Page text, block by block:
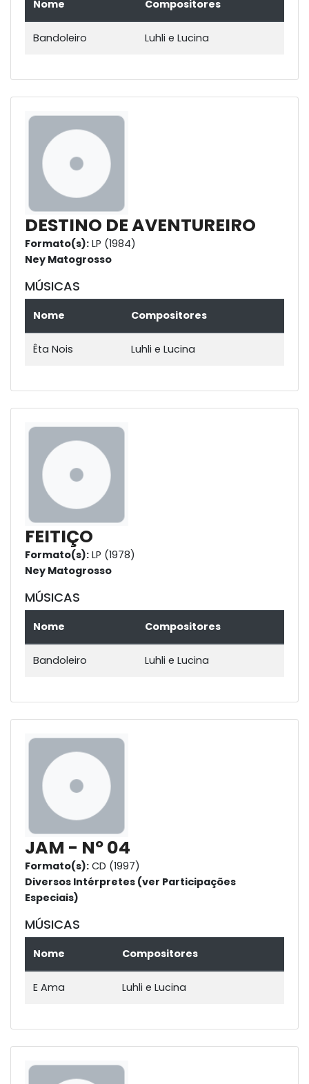
Nome Compositores
Bandoleiro Luhli e Lucina
DESTINO DE AVENTUREIRO
Formato(s): LP (1984)
Ney Matogrosso
MÚSICAS
Nome Compositores
Êta Nois Luhli e Lucina
FEITIÇO
Formato(s): LP (1978)
Ney Matogrosso
MÚSICAS
Nome Compositores
Bandoleiro Luhli e Lucina
JAM - Nº 04
Formato(s): CD (1997)
Diversos Intérpretes (ver Participações
Especiais)
MÚSICAS
Nome Compositores
E Ama Luhli e Lucina